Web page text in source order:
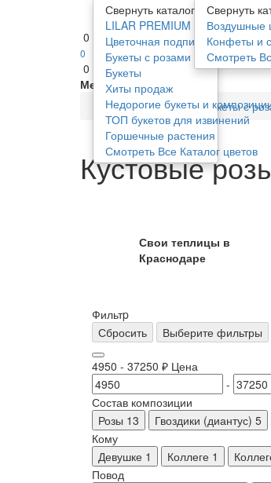
Свернуть каталог
LILAR PREMIUM
Цветочная подписка от Lilar –
Букеты с розами
Букеты
Хиты продаж
Недорогие букеты и
ТОП букетов для извинений
Горшечные растения
Смотреть Все Каталог цветов
Свернуть
Воздушные
Конфеты и
Смотреть
0
0
0
Меню
Каталог цветов
Букеты с
Кустовые
Свои теплицы в
Краснодаре
Фильтp
Сбросить
Выберите фильтры
4950 - 37250 ₽ Цена
-
Состав композиции
Розы 13 Гвоздики (диантус) 5
Кому
Девушке 1 Коллеге 1
Повод